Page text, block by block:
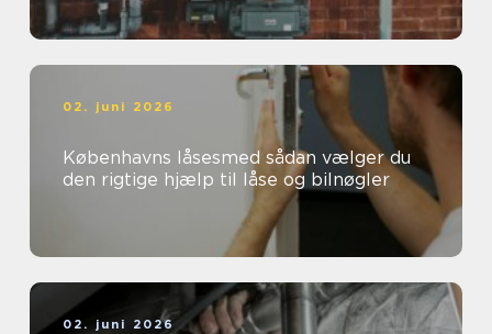
02. juni 2026
Københavns låsesmed sådan vælger du
den rigtige hjælp til låse og bilnøgler
02. juni 2026